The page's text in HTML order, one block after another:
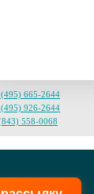
665-2644
926-2644
558-0068